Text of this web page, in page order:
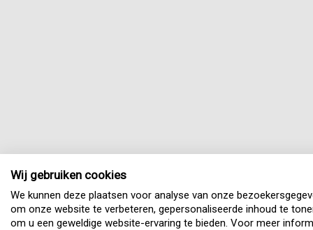
Wij gebruiken cookies
We kunnen deze plaatsen voor analyse van onze
om onze website te verbeteren, gepersonaliseerde inhoud te
om u een geweldige website-ervaring te bieden. Voor meer